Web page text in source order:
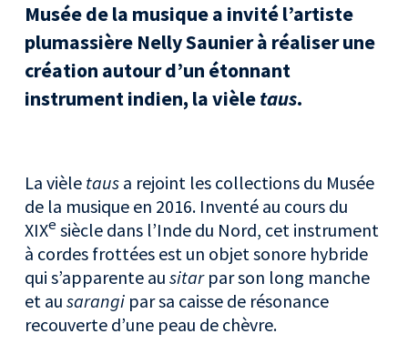
Musée de la musique a invité l’artiste
plumassière Nelly Saunier à réaliser une
création autour d’un étonnant
instrument indien, la vièletaus.
La vièle taus a rejoint les collections du Musée
de la musique en 2016. Inventé au cours du
XIXe siècle dans l’Inde du Nord, cet instrument
à cordes frottées est un objet sonore hybride
qui s’apparente ausitar par son long manche
et ausarangi par sa caisse de résonance
recouverte d’une peau de chèvre.